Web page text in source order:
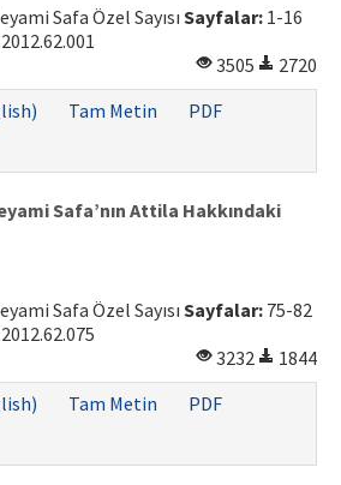
Safa Özel Sayısı Sayfalar: 1-16
3505
2720
Tam Metin
PDF
Safa’nın Attila Hakkındaki
Safa Özel Sayısı Sayfalar: 75-82
3232
1844
Tam Metin
PDF